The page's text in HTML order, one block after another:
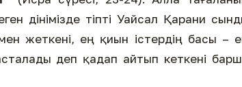
дінімізде тіпті Уайсал Қарани
жеткені, ең қиын істердің басы –
деп қадап айтып кеткені